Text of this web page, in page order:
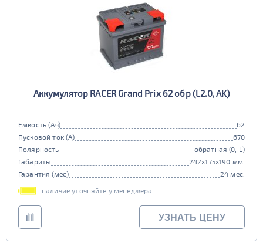
Аккумулятор RACER Grand Prix 62 обр (L2.0, AK)
Емкость (Ач)
62
Пусковой ток (А)
670
Полярность
обратная (0, L)
Габариты
242x175x190 мм.
Гарантия (мес)
24 мес.
наличие уточняйте у менеджера
УЗНАТЬ ЦЕНУ